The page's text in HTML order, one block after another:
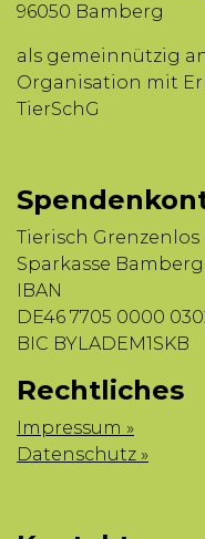
96050 Bamberg
als gemeinnützig
Organisation mit
TierSchG
Tierisch Grenzenlos
Sparkasse Bamberg
IBAN
DE46 7705 0000
BIC BYLADEM1SKB
Rechtliches
Impressum »
Datenschutz »